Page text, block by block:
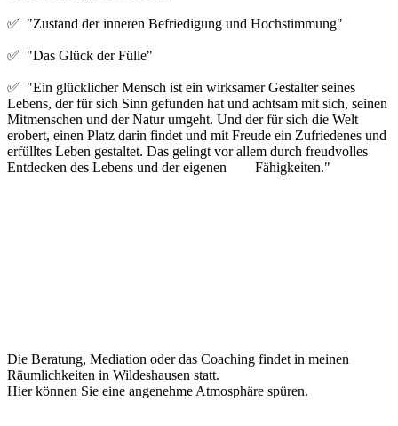
✅ "Zustand der inneren Befriedigung und Hochstimmung"
✅ "Das Glück der Fülle"
✅ "Ein glücklicher Mensch ist ein wirksamer Gestalter seines
Lebens, der für sich Sinn gefunden hat und achtsam mit sich, seinen
Mitmenschen und der Natur umgeht. Und der für sich die Welt
erobert, einen Platz darin findet und mit Freude ein Zufriedenes und
erfülltes Leben gestaltet. Das gelingt vor allem durch freudvolles
Entdecken des Lebens und der eigenen Fähigkeiten."
Die Beratung, Mediation oder das Coaching findet in meinen
Räumlichkeiten in Wildeshausen statt.
Hier können Sie eine angenehme Atmosphäre spüren.